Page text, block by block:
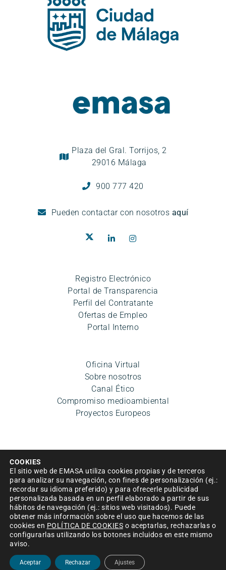
Plaza del Gral. Torrijos, 2
29016 Málaga
900 777 420
Pueden contactar con nosotros aquí
Registro Electrónico
Portal de Transparencia
Perfil del Contratante
Ofertas de Empleo
Portal Interno
Oficina Virtual
Sobre nosotros
Canal Ético
Compromiso medioambiental
Proyectos Europeos
Aviso legal|Política de privacidad|Condiciones de uso
|Accesibilidad|Política de cookies|Mapa del sitio
Política de Seguridad de la información
© Empresa Municipal Aguas de Málaga, S.A. 2024
COOKIES
El sitio web de EMASA utiliza cookies propias y de terceros
para analizar su navegación, con fines de personalización (ej.:
recordar su idioma preferido) y para ofrecerle publicidad
personalizada basada en un perfil elaborado a partir de sus
hábitos de navegación (ej.: sitios web visitados). Puede
obtener más información sobre el uso que hacemos de las
cookies en POLÍTICA DE COOKIES o aceptarlas, rechazarlas o
configurarlas utilizando los botones incluidos en este mismo
aviso.
Aceptar Rechazar Ajustes